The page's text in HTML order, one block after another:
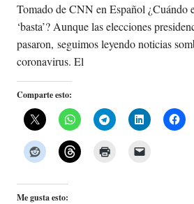
Tomado de CNN en Español ¿Cuándo
‘basta’? Aunque las elecciones
pasaron, seguimos leyendo noticias
coronavirus. El
Comparte esto:
Me gusta esto: